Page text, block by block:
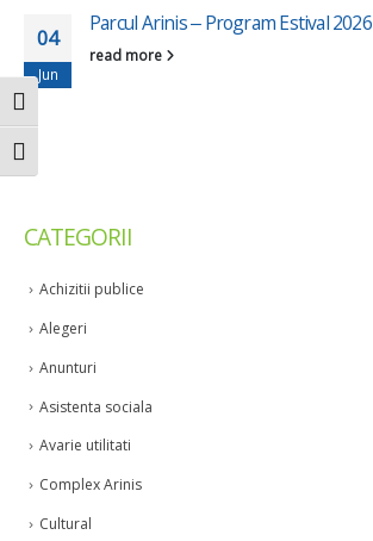
Toggle High Contrast
Toggle Font size
04
Jun
Parcul Arinis – Program Estival 2026
read more
CATEGORII
Achizitii publice
Alegeri
Anunturi
Asistenta sociala
Avarie utilitati
Complex Arinis
Cultural